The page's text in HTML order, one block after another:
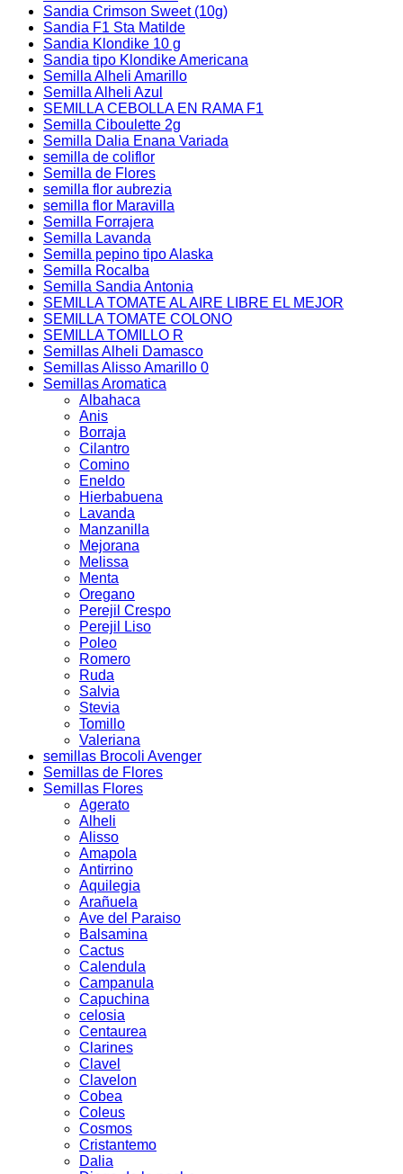
Sandia Crimson Sweet (10g)
Sandia F1 Sta Matilde
Sandia Klondike 10 g
Sandia tipo Klondike Americana
Semilla Alheli Amarillo
Semilla Alheli Azul
SEMILLA CEBOLLA EN RAMA F1
Semilla Ciboulette 2g
Semilla Dalia Enana Variada
semilla de coliflor
Semilla de Flores
semilla flor aubrezia
semilla flor Maravilla
Semilla Forrajera
Semilla Lavanda
Semilla pepino tipo Alaska
Semilla Rocalba
Semilla Sandia Antonia
SEMILLA TOMATE AL AIRE LIBRE EL MEJOR
SEMILLA TOMATE COLONO
SEMILLA TOMILLO R
Semillas Alheli Damasco
Semillas Alisso Amarillo 0
Semillas Aromatica
Albahaca
Anis
Borraja
Cilantro
Comino
Eneldo
Hierbabuena
Lavanda
Manzanilla
Mejorana
Melissa
Menta
Oregano
Perejil Crespo
Perejil Liso
Poleo
Romero
Ruda
Salvia
Stevia
Tomillo
Valeriana
semillas Brocoli Avenger
Semillas de Flores
Semillas Flores
Agerato
Alheli
Alisso
Amapola
Antirrino
Aquilegia
Arañuela
Ave del Paraiso
Balsamina
Cactus
Calendula
Campanula
Capuchina
celosia
Centaurea
Clarines
Clavel
Clavelon
Cobea
Coleus
Cosmos
Cristantemo
Dalia